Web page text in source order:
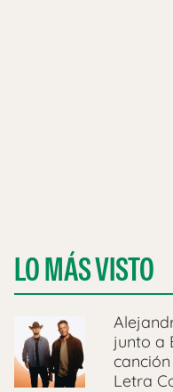
LO MÁS VISTO
junto a
canción
Letra